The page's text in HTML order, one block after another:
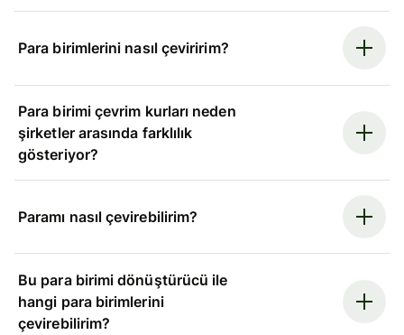
Para birimlerini nasıl çeviririm?
Para birimi çevrim kurları neden
şirketler arasında farklılık
gösteriyor?
Paramı nasıl çevirebilirim?
Bu para birimi dönüştürücü ile
hangi para birimlerini
çevirebilirim?